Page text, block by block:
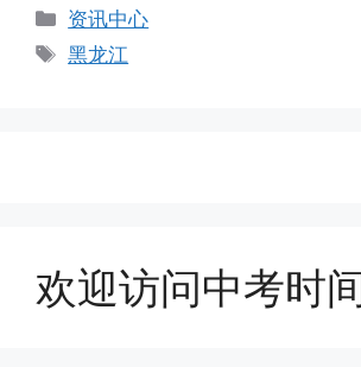
分
类
资讯中心
标
黑龙江
欢迎访问中考时